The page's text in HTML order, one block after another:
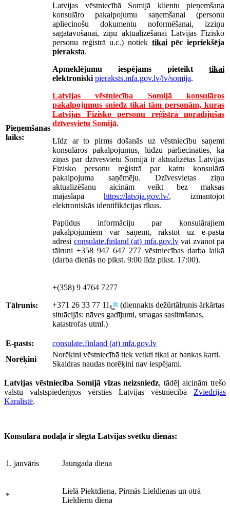
Pieņemšanas
laiks:
Latvijas vēstniecībā Somijā klientu pieņemšana
konsulāro pakalpojumu saņemšanai (personu
apliecinošu dokumentu noformēšanai, izziņu
sagatavošanai, ziņu aktualizēšanai Latvijas Fizisko
personu reģistrā u.c.) notiek tikaipēc iepriekšēja
pieraksta.
Apmeklējumu iespējams pieteikt tikai
elektroniski pieraksts.mfa.gov.lv/lv/somija.
Latvijas vēstniecība Somijā konsulāros
pakalpojumus sniedz tikai tām personām, kuras
Latvijas Fizisko personu reģistrā norādījušas
dzīvesvietu Somijā.
Līdz ar to pirms došanās uz vēstniecību saņemt
konsulāros pakalpojumus, lūdzu pārliecināties, ka
ziņas par dzīvesvietu Somijā ir aktualizētas Latvijas
Fizisko personu reģistrā par katru konsulārā
pakalpojuma saņēmēju. Dzīvesvietas ziņu
aktualizēšanu aicinām veikt bez maksas
mājaslapā https://latvija.gov.lv/, izmantojot
elektroniskās identifikācijas rīkus.
Papildus informāciju par konsulārajiem
pakalpojumiem var saņemt, rakstot uz e-pasta
adresi consulate.finland (at) mfa.gov.lvvai zvanot pa
tālruni +358 947 647 277 vēstniecības darba laikā
(darba dienās no plkst. 9:00 līdz plkst. 17:00).
Tālrunis:
+(358) 9 4764 7277
+371 26 33 77 11
(diennakts dežūrtālrunis ārkārtas
situācijās: nāves gadījumi, smagas saslimšanas,
katastrofas utml.)
E-pasts:
consulate.finland (at) mfa.gov.lv
Norēķini
Norēķini vēstniecībā tiek veikti tikai ar bankas karti.
Skaidras naudas norēķini nav iespējami.
Latvijas vēstniecība Somijā vīzas neizsniedz, tādēļ aicinām trešo
valstu valstspiederīgos vērsties Latvijas vēstniecībā Zviedrijas
Karalistē.
Konsulārā nodaļa ir slēgta Latvijas svētku dienās:
1. janvāris Jaungada diena
*
Lielā Piektdiena, Pirmās Lieldienas un otrā
Lieldienu diena